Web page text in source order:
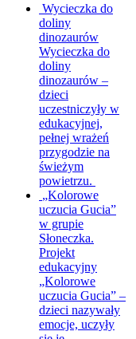
Wycieczka do
doliny
dinozaurów
Wycieczka do
doliny
dinozaurów –
dzieci
uczestniczyły w
edukacyjnej,
pełnej wrażeń
przygodzie na
świeżym
powietrzu.
„Kolorowe
uczucia Gucia”
w grupie
Słoneczka.
Projekt
edukacyjny
„Kolorowe
uczucia Gucia” –
dzieci nazywały
emocje, uczyły